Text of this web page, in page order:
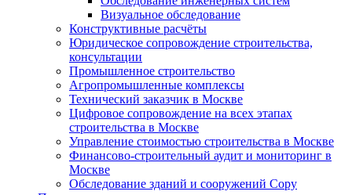
Визуальное обследование
Конструктивные расчёты
Юридическое сопровождение строительства,
консультации
Промышленное строительство
Агропромышленные комплексы
Технический заказчик в Москве
Цифровое сопровождение на всех этапах
строительства в Москве
Управление стоимостью строительства в Москве
Финансово-строительный аудит и мониторинг в
Москве
Обследование зданий и сооружений Copy